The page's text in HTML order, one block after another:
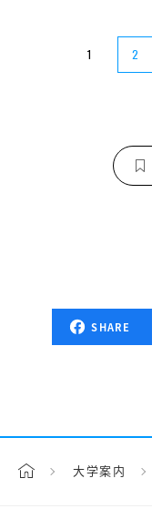
1 2
SHARE
大学案内